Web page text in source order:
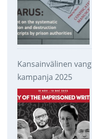
Kansainvälinen
kampanja 2025